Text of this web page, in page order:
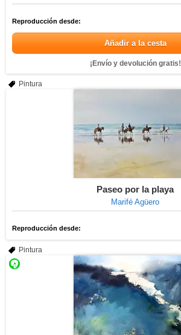
Reproducción desde:
Añadir a la cesta
¡Envío y devolución gratis!
Pintura
Paseo por la playa
Marifé Agüero
Reproducción desde:
Pintura